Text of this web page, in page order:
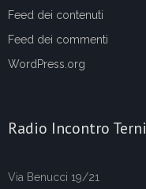
Feed dei contenuti
Feed dei commenti
WordPress.org
Radio Incontro Terni
Via Benucci 19/21